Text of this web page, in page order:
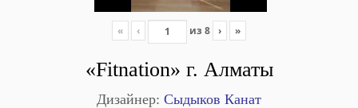
« ‹ из 8 › »
«Fitnation» г. Алматы
Дизайнер: Сыдыков Канат